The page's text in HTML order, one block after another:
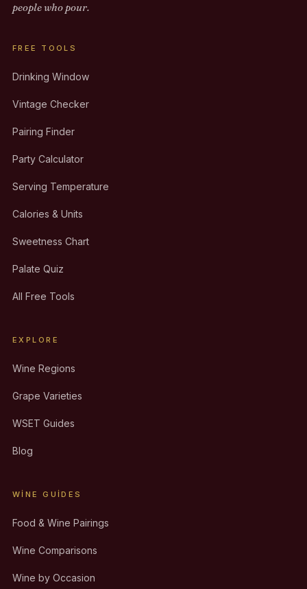
people who pour.
FREE TOOLS
Drinking Window
Vintage Checker
Pairing Finder
Party Calculator
Serving Temperature
Calories & Units
Sweetness Chart
Palate Quiz
All Free Tools
EXPLORE
Wine Regions
Grape Varieties
WSET Guides
Blog
WINE GUIDES
Food & Wine Pairings
Wine Comparisons
Wine by Occasion